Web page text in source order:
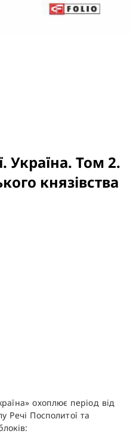
Україна. Том 2.
князівства
охоплює період від
Речі Посполитої та